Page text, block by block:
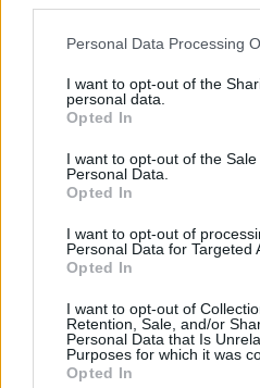
Personal Data Processing
I want to opt-out of the
personal data.
Opted In
I want to opt-out of the
Personal Data.
Opted In
I want to opt-out of
Personal Data for Targeted
Opted In
I want to opt-out of
Retention, Sale, and/or
Personal Data that Is
Purposes for which it was
Opted In
Leicht
Paradeiser-Marinade
Leicht
Caesar Salat
Joghurtdressing
Leicht
Selbstgemachter